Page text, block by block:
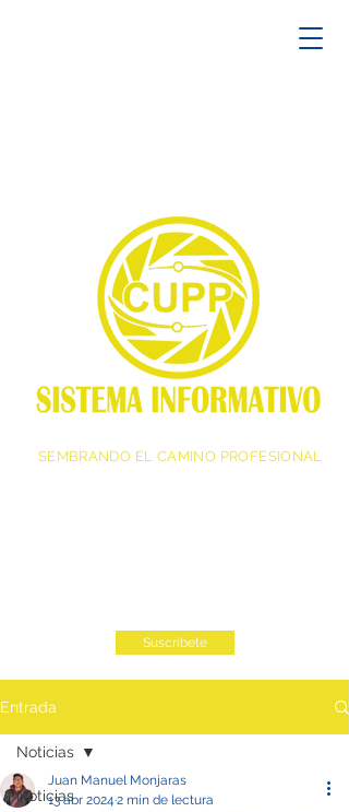
SEMBRANDO EL CAMINO PROFESIONAL
Suscribete
Entrada
Noticias
Noticias
Juan Manuel Monjaras
13 abr 2024 2 min de lectura